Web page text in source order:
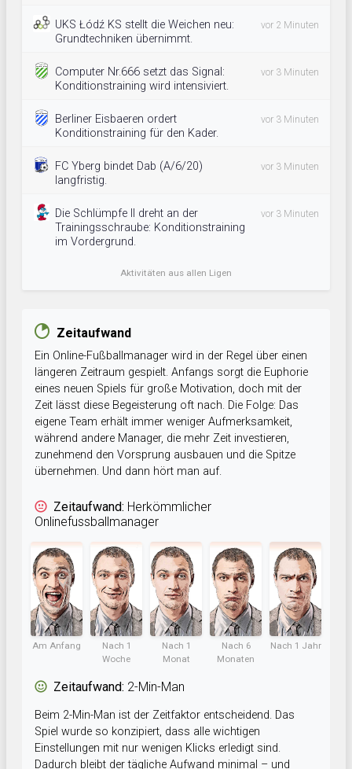
UKS Łódź KS stellt die Weichen neu:
Grundtechniken übernimmt.
vor 2 Minuten
Computer Nr.666 setzt das Signal:
Konditionstraining wird intensiviert.
vor 3 Minuten
Berliner Eisbaeren ordert
Konditionstraining für den Kader.
vor 3 Minuten
FC Yberg bindet Dab (A/6/20)
langfristig.
vor 3 Minuten
Die Schlümpfe II dreht an der
Trainingsschraube: Konditionstraining
im Vordergrund.
vor 3 Minuten
Aktivitäten aus allen Ligen
Zeitaufwand
Ein Online-Fußballmanager wird in der Regel über einen
längeren Zeitraum gespielt. Anfangs sorgt die Euphorie
eines neuen Spiels für große Motivation, doch mit der
Zeit lässt diese Begeisterung oft nach. Die Folge: Das
eigene Team erhält immer weniger Aufmerksamkeit,
während andere Manager, die mehr Zeit investieren,
zunehmend den Vorsprung ausbauen und die Spitze
übernehmen. Und dann hört man auf.
Zeitaufwand: Herkömmlicher
Onlinefussballmanager
Am Anfang
Nach 1
Woche
Nach 1
Monat
Nach 6
Monaten
Nach 1 Jahr
Zeitaufwand: 2-Min-Man
Beim 2-Min-Man ist der Zeitfaktor entscheidend. Das
Spiel wurde so konzipiert, dass alle wichtigen
Einstellungen mit nur wenigen Klicks erledigt sind.
Dadurch bleibt der tägliche Aufwand minimal – und